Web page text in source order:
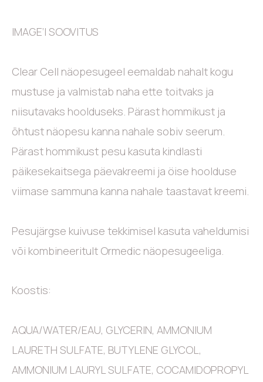
IMAGE’I SOOVITUS
Clear Cell näopesugeel eemaldab nahalt kogu
mustuse ja valmistab naha ette toitvaks ja
niisutavaks hoolduseks. Pärast hommikust ja
õhtust näopesu kanna nahale sobiv seerum.
Pärast hommikust pesu kasuta kindlasti
päikesekaitsega päevakreemi ja öise hoolduse
viimase sammuna kanna nahale taastavat kreemi.
Pesujärgse kuivuse tekkimisel kasuta vaheldumisi
või kombineeritult Ormedic näopesugeeliga.
Koostis:
AQUA/WATER/EAU, GLYCERIN, AMMONIUM
LAURETH SULFATE, BUTYLENE GLYCOL,
AMMONIUM LAURYL SULFATE, COCAMIDOPROPYL